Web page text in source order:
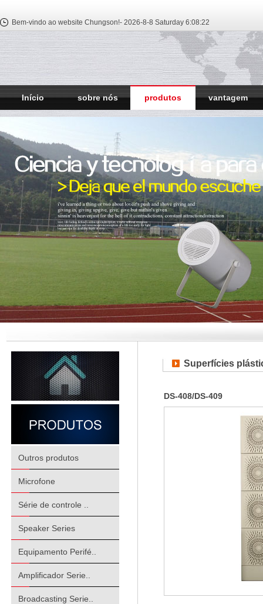
Bem-vindo ao website Chungson!- 2026-8-8 Saturday 6:08:22
Início sobre nós produtos vantagem
Outros produtos
Microfone
Série de controle ..
Speaker Series
Equipamento Perifé..
Amplificador Serie..
Broadcasting Serie..
Superfícies
DS-408/DS-409